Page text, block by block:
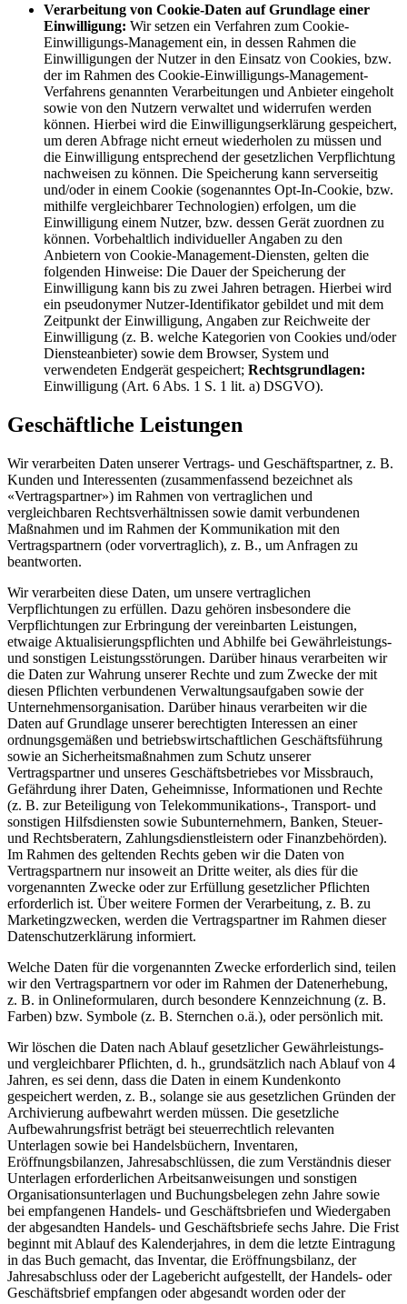
Verarbeitung von Cookie-Daten auf Grundlage einer
Einwilligung: Wir setzen ein Verfahren zum Cookie-
Einwilligungs-Management ein, in dessen Rahmen die
Einwilligungen der Nutzer in den Einsatz von Cookies, bzw.
der im Rahmen des Cookie-Einwilligungs-Management-
Verfahrens genannten Verarbeitungen und Anbieter eingeholt
sowie von den Nutzern verwaltet und widerrufen werden
können. Hierbei wird die Einwilligungserklärung gespeichert,
um deren Abfrage nicht erneut wiederholen zu müssen und
die Einwilligung entsprechend der gesetzlichen Verpflichtung
nachweisen zu können. Die Speicherung kann serverseitig
und/oder in einem Cookie (sogenanntes Opt-In-Cookie, bzw.
mithilfe vergleichbarer Technologien) erfolgen, um die
Einwilligung einem Nutzer, bzw. dessen Gerät zuordnen zu
können. Vorbehaltlich individueller Angaben zu den
Anbietern von Cookie-Management-Diensten, gelten die
folgenden Hinweise: Die Dauer der Speicherung der
Einwilligung kann bis zu zwei Jahren betragen. Hierbei wird
ein pseudonymer Nutzer-Identifikator gebildet und mit dem
Zeitpunkt der Einwilligung, Angaben zur Reichweite der
Einwilligung (z. B. welche Kategorien von Cookies und/oder
Diensteanbieter) sowie dem Browser, System und
verwendeten Endgerät gespeichert; Rechtsgrundlagen:
Einwilligung (Art. 6 Abs. 1 S. 1 lit. a) DSGVO).
Geschäftliche Leistungen
Wir verarbeiten Daten unserer Vertrags- und Geschäftspartner, z. B.
Kunden und Interessenten (zusammenfassend bezeichnet als
«Vertragspartner») im Rahmen von vertraglichen und
vergleichbaren Rechtsverhältnissen sowie damit verbundenen
Maßnahmen und im Rahmen der Kommunikation mit den
Vertragspartnern (oder vorvertraglich), z. B., um Anfragen zu
beantworten.
Wir verarbeiten diese Daten, um unsere vertraglichen
Verpflichtungen zu erfüllen. Dazu gehören insbesondere die
Verpflichtungen zur Erbringung der vereinbarten Leistungen,
etwaige Aktualisierungspflichten und Abhilfe bei Gewährleistungs-
und sonstigen Leistungsstörungen. Darüber hinaus verarbeiten wir
die Daten zur Wahrung unserer Rechte und zum Zwecke der mit
diesen Pflichten verbundenen Verwaltungsaufgaben sowie der
Unternehmensorganisation. Darüber hinaus verarbeiten wir die
Daten auf Grundlage unserer berechtigten Interessen an einer
ordnungsgemäßen und betriebswirtschaftlichen Geschäftsführung
sowie an Sicherheitsmaßnahmen zum Schutz unserer
Vertragspartner und unseres Geschäftsbetriebes vor Missbrauch,
Gefährdung ihrer Daten, Geheimnisse, Informationen und Rechte
(z. B. zur Beteiligung von Telekommunikations-, Transport- und
sonstigen Hilfsdiensten sowie Subunternehmern, Banken, Steuer-
und Rechtsberatern, Zahlungsdienstleistern oder Finanzbehörden).
Im Rahmen des geltenden Rechts geben wir die Daten von
Vertragspartnern nur insoweit an Dritte weiter, als dies für die
vorgenannten Zwecke oder zur Erfüllung gesetzlicher Pflichten
erforderlich ist. Über weitere Formen der Verarbeitung, z. B. zu
Marketingzwecken, werden die Vertragspartner im Rahmen dieser
Datenschutzerklärung informiert.
Welche Daten für die vorgenannten Zwecke erforderlich sind, teilen
wir den Vertragspartnern vor oder im Rahmen der Datenerhebung,
z. B. in Onlineformularen, durch besondere Kennzeichnung (z. B.
Farben) bzw. Symbole (z. B. Sternchen o.ä.), oder persönlich mit.
Wir löschen die Daten nach Ablauf gesetzlicher Gewährleistungs-
und vergleichbarer Pflichten, d. h., grundsätzlich nach Ablauf von 4
Jahren, es sei denn, dass die Daten in einem Kundenkonto
gespeichert werden, z. B., solange sie aus gesetzlichen Gründen der
Archivierung aufbewahrt werden müssen. Die gesetzliche
Aufbewahrungsfrist beträgt bei steuerrechtlich relevanten
Unterlagen sowie bei Handelsbüchern, Inventaren,
Eröffnungsbilanzen, Jahresabschlüssen, die zum Verständnis dieser
Unterlagen erforderlichen Arbeitsanweisungen und sonstigen
Organisationsunterlagen und Buchungsbelegen zehn Jahre sowie
bei empfangenen Handels- und Geschäftsbriefen und Wiedergaben
der abgesandten Handels- und Geschäftsbriefe sechs Jahre. Die Frist
beginnt mit Ablauf des Kalenderjahres, in dem die letzte Eintragung
in das Buch gemacht, das Inventar, die Eröffnungsbilanz, der
Jahresabschluss oder der Lagebericht aufgestellt, der Handels- oder
Geschäftsbrief empfangen oder abgesandt worden oder der